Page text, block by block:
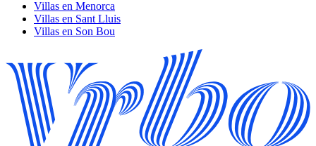
Villas en Menorca
Villas en Sant Lluis
Villas en Son Bou